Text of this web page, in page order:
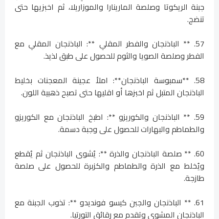
جبنة الريكوتا وصلصة المارينارا والموزاريلا، ثم اخبزيها حتى
تنضج.
57. ** الباذنجان والفطر المقلي **: الباذنجان المقلي مع
الفطر وصلصة الصويا والثوم للحصول على طبق لذيذ.
58. **سمبوسة الباذنجان**: املأ عجينة المعجنات بخليط
الباذنجان المتبل ثم اخبزها أو اقليها حتى تصبح ذهبية اللون.
59. ** الباذنجان والكوريزو **: اطبخ الباذنجان مع الكوريزو
والطماطم والبهارات للحصول على وجبة دسمة.
60. ** صلصة الباذنجان والذرة **: يُشوى الباذنجان ثم يُقطع
ويُخلط مع الذرة والطماطم والكزبرة للحصول على صلصة
طازجة.
61. ** الباذنجان والجبن كيسو فونديدو **: تذوب الجبنة مع
الباذنجان المشوي وتقدم مع رقائق التورتيا.